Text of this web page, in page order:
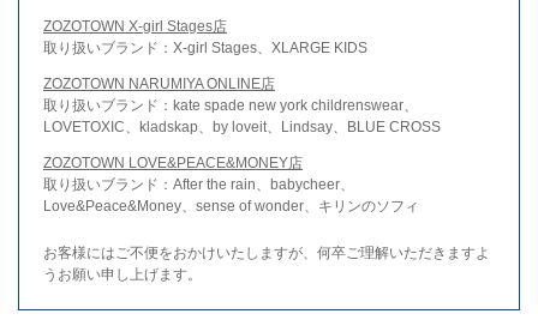
ZOZOTOWN X-girl Stages店
取り扱いブランド：X-girl Stages、XLARGE KIDS
ZOZOTOWN NARUMIYA ONLINE店
取り扱いブランド：kate spade new york childrenswear、
LOVETOXIC、kladskap、by loveit、Lindsay、BLUE CROSS
ZOZOTOWN LOVE&PEACE&MONEY店
取り扱いブランド：After the rain、babycheer、
Love&Peace&Money、sense of wonder、キリンのソフィ
お客様にはご不便をおかけいたしますが、何卒ご理解いただきますよ
うお願い申し上げます。